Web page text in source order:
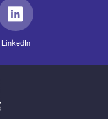
LinkedIn